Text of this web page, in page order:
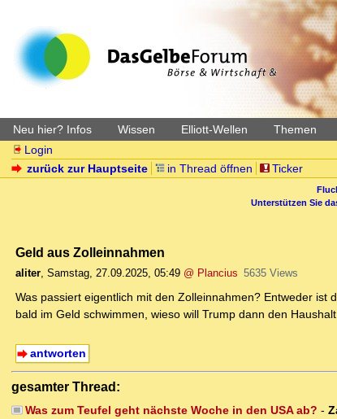
Neu hier? Infos Wissen Elliott-Wellen Themen
Login
zurück zur Hauptseite
in Thread öffnen Ticker
Unterstützen Sie
Geld aus Zolleinnahmen
aliter, Samstag, 27.09.2025, 05:49 @ Plancius 5635 Views
Was passiert eigentlich mit den Zolleinnahmen? Entweder
bald im Geld schwimmen, wieso will Trump dann den
antworten
gesamter Thread:
Was zum Teufel geht nächste Woche in den USA ab? -